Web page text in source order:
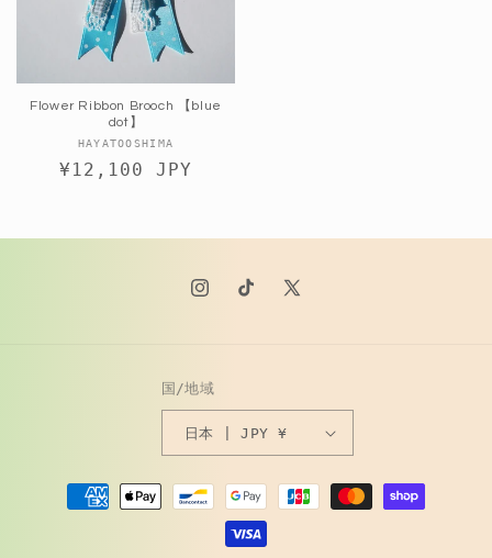
Flower Ribbon Brooch 【blue
dot】
販
売
HAYATOOSHIMA
通
¥12,100 JPY
InstagramTikTokX
国/地域
日本 | JPY ¥